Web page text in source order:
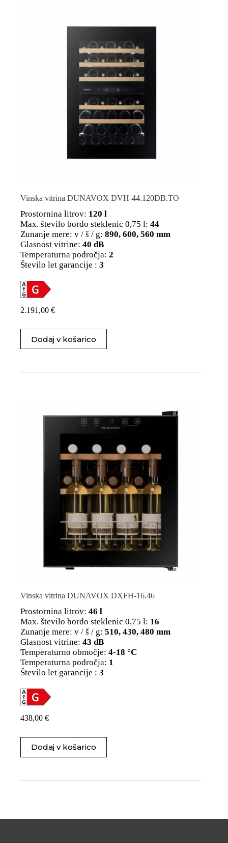
Vinska vitrina DUNAVOX DVH-44.120DB.TO
Prostornina litrov: 120 l
Max. število bordo steklenic 0,75 l: 44
Zunanje mere: v / š / g: 890, 600, 560 mm
Glasnost vitrine: 40 dB
Temperaturna področja: 2
Število let garancije : 3
2.191,00 €
Dodaj v košarico
Vinska vitrina DUNAVOX DXFH-16.46
Prostornina litrov: 46 l
Max. število bordo steklenic 0,75 l: 16
Zunanje mere: v / š / g: 510, 430, 480 mm
Glasnost vitrine: 43 dB
Temperaturno območje: 4-18 °C
Temperaturna področja: 1
Število let garancije : 3
438,00 €
Dodaj v košarico